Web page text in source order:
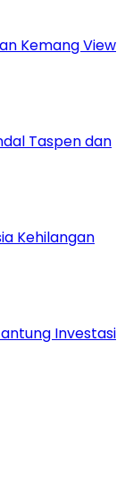
Kemang View
Taspen dan
Kehilangan
Investasi